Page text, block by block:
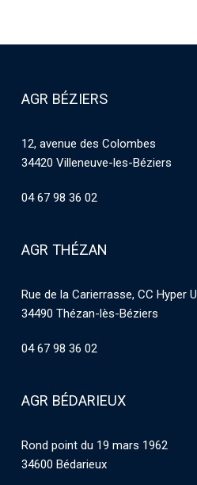
AGR BÉZIERS
12, avenue des Colombes
34420 Villeneuve-les-Béziers
04 67 98 36 02
AGR THÉZAN
Rue de la Carierrasse, CC Hyper U
34490 Thézan-lès-Béziers
04 67 98 36 02
AGR BÉDARIEUX
Rond point du 19 mars 1962
34600 Bédarieux